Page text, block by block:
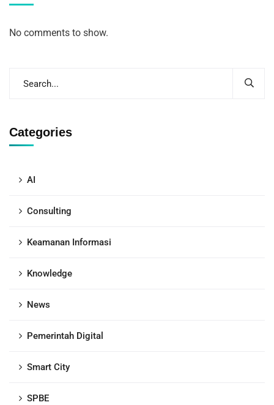
No comments to show.
Categories
AI
Consulting
Keamanan Informasi
Knowledge
News
Pemerintah Digital
Smart City
SPBE